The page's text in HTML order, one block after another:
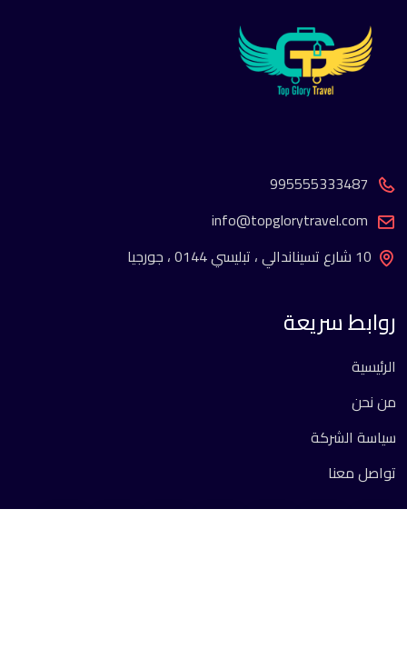
995555333487
info@topglorytravel.com
10 شارع تسيناندالي ، تبليسي 0144 ، جورجيا
روابط سريعة
الرئيسية
من نحن
سياسة الشركة
تواصل معنا